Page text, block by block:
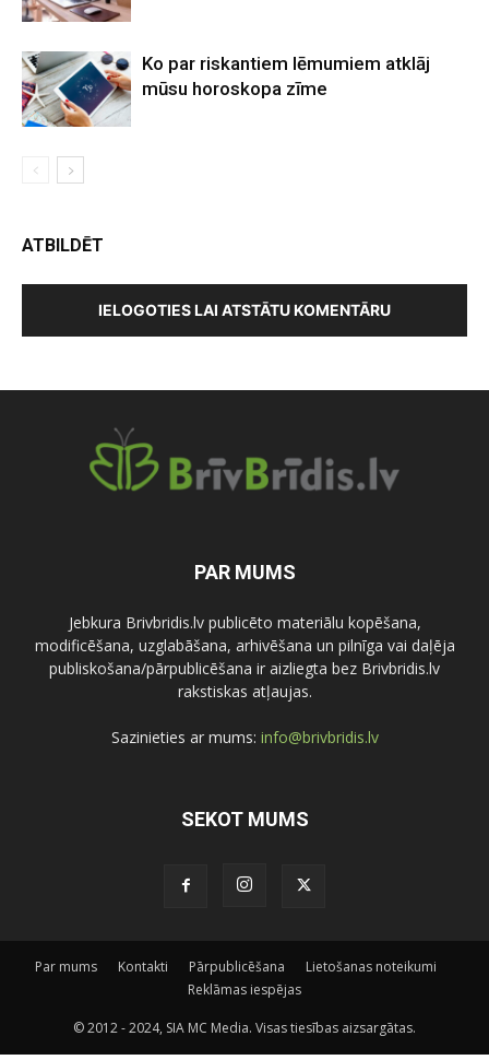
Ko par riskantiem lēmumiem atklāj
mūsu horoskopa zīme
ATBILDĒT
IELOGOTIES LAI ATSTĀTU KOMENTĀRU
PAR MUMS
Jebkura Brivbridis.lv publicēto materiālu kopēšana,
modificēšana, uzglabāšana, arhivēšana un pilnīga vai daļēja
publiskošana/pārpublicēšana ir aizliegta bez Brivbridis.lv
rakstiskas atļaujas.
Sazinieties ar mums: info@brivbridis.lv
SEKOT MUMS
Par mums Kontakti Pārpublicēšana
Lietošanas noteikumi
Reklāmas iespējas
© 2012 - 2024, SIA MC Media. Visas tiesības aizsargātas.